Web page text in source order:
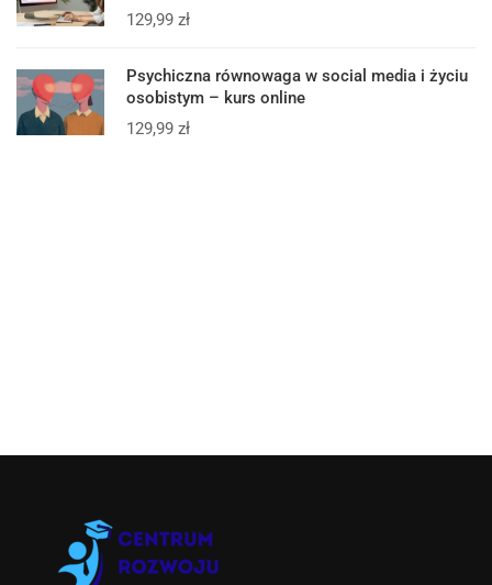
129,99 zł
Psychiczna równowaga w social media i życiu
osobistym – kurs online
129,99 zł